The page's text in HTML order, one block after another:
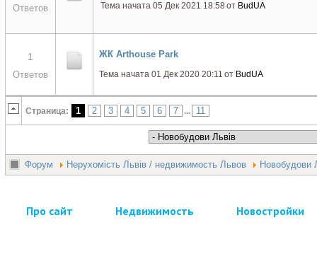
Ответов Тема начата 05 Дек 2021 18:58 от BudUA
1
Ответов
ЖК Arthouse Park
Тема начата 01 Дек 2020 20:11 от BudUA
Страница: 1 2 3 4 5 6 7 ... 11
Форум Нерухомість Львів / недвижимость Львов Новобудови
Про сайт Недвижимость Новостройки